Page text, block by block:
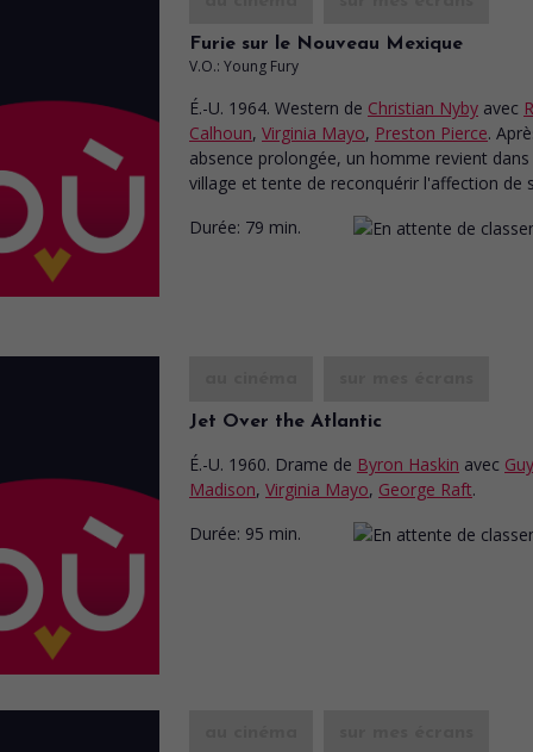
Furie sur le Nouveau Mexique
V.O.: Young Fury
É.-U. 1964. Western de Christian Nyby avec
Calhoun, Virginia Mayo, Preston Pierce.
absence prolongée, un homme revient
village et tente de reconquérir l'affection de
Durée: 79 min.
Jet Over the Atlantic
É.-U. 1960. Drame de Byron Haskin avec Guy
Madison, Virginia Mayo, George Raft.
Durée: 95 min.